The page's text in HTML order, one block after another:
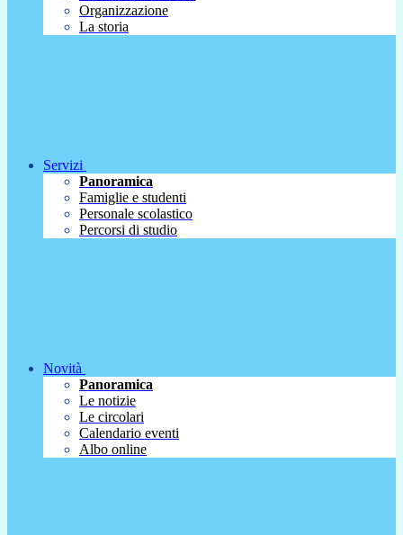
Organizzazione
La storia
Servizi
Panoramica
Famiglie e studenti
Personale scolastico
Percorsi di studio
Novità
Panoramica
Le notizie
Le circolari
Calendario eventi
Albo online